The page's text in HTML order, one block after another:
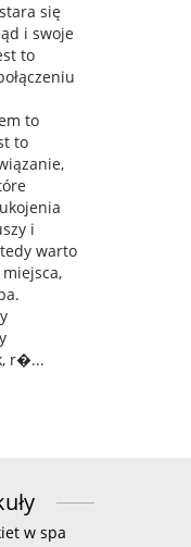
się
i swoje
to
to
to
i
warto
r�...
w spa